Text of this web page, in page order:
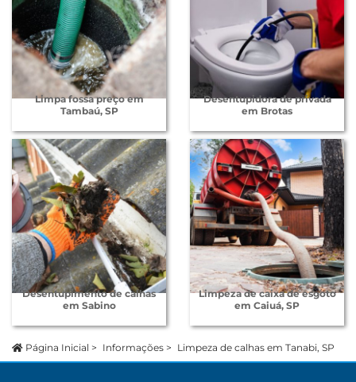
Limpa fossa preço em
Tambaú, SP
Desentupidora de privada
em Brotas
Desentupimento de calhas
em Sabino
Limpeza de caixa de esgoto
em Caiuá, SP
Página Inicial > Informações > Limpeza de calhas em Tanabi, SP